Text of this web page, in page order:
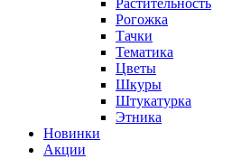
Растительность
Рогожка
Тачки
Тематика
Цветы
Шкуры
Штукатурка
Этника
Новинки
Акции